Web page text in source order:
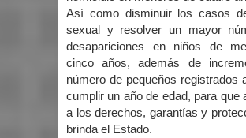
Así como disminuir los casos
sexual y resolver un mayor
desapariciones en niños de
cinco años, además de
número de pequeños registrados
cumplir un año de edad, para que
a los derechos, garantías y
brinda el Estado.